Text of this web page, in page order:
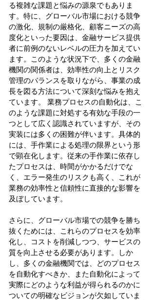
る複雑な課題と悩みの源泉でもありま
す。特に、グローバル市場における競争
の激化、規制の厳格化、顧客ニーズの高
度化といった要因は、金融サービス提供
者に前例のないレベルの圧力を加えてい
ます。このような状況下で、多くの金融
機関の関係者は、効率性の向上とリスク
管理のバランスを取りながら、事業の成
長を図る方法について深刻な悩みを抱え
ています。 業務プロセスの自動化は、こ
のような課題に対処する有効な手段の一
つとして広く認識されていますが、その
実装には多くの困難が伴います。具体的
には、手作業による処理の限界という形
で顕在化します。従来の手作業に依存し
たプロセスは、時間がかかるだけでな
く、エラー発生のリスクも高く、これが
業務の効率性と信頼性に直接的な影響を
及ぼしています。
さらに、グローバル市場での競争を勝ち
抜くためには、これらのプロセスを効率
化し、コストを削減しつつ、サービスの
質を向上させる必要があります。しか
し、多くの金融機関では、どのプロセス
を自動化すべきか、また自動化によって
実際にどのような利益が得られるのかに
ついての明確なビジョンが欠如していま